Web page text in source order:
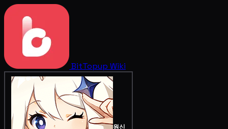
BitTopup Wiki
원신